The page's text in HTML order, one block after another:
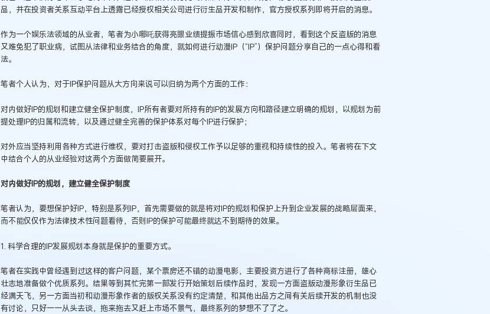
2026.02.10
徐新明律师经典案例：刘某与西安某生物科
技有限公司技术合作开发合同纠纷案
品，并在投资者关系互动平台上透露已经授权相关公司进行衍生品开发和制作，官方授权系列即将开启的消息。
作为一个娱乐法领域的从业者，笔者为小哪吒获得亮眼业绩提振市场信心感到欣喜同时，看到这个反盗版的消息
又难免犯了职业病，试图从法律和业务结合的角度，就如何进行动漫IP（“IP”）保护问题分享自己的一点心得和看
法。
笔者个人认为，对于IP保护问题从大方向来说可以归纳为两个方面的工作：
对内做好IP的规划和建立健全保护制度，IP所有者要对所持有的IP的发展方向和路径建立明确的规划，以规划为前
提处理IP的归属和流转，以及通过健全完善的保护体系对每个IP进行保护；
对外应当坚持利用各种方式进行维权，要对打击盗版和侵权工作予以足够的重视和持续性的投入。笔者将在下文
中结合个人的从业经验对这两个方面做简要展开。
对内做好IP的规划，建立健全保护制度
笔者认为，要想保护好IP，特别是系列IP，首先需要做的就是将对IP的规划和保护上升到企业发展的战略层面来，
而不能仅仅作为法律技术性问题看待，否则IP的保护可能最终就达不到期待的效果。
1. 科学合理的IP发展规划本身就是保护的重要方式。
笔者在实践中曾经遇到过这样的客户问题，某个票房还不错的动漫电影，主要投资方进行了各种商标注册，雄心
壮志地准备做个优质系列。结果等到其忙完第一部发行开始策划后续作品时，发现一方面盗版动漫形象衍生品已
经满天飞，另一方面当初和动漫形象作者的版权关系没有约定清楚，和其他出品方之间有关后续开发的机制也没
有讨论，只好一一从头去谈，拖来拖去又赶上市场不景气，最终系列的梦想不了了之。